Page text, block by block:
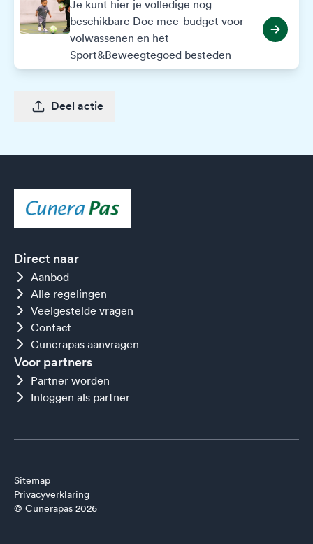
Je kunt hier je volledige nog
beschikbare Doe mee-budget voor
volwassenen en het
Sport&Beweegtegoed besteden
Deel actie
Direct naar
Aanbod
Alle regelingen
Veelgestelde vragen
Contact
Cunerapas aanvragen
Voor partners
Partner worden
Inloggen als partner
Sitemap
Privacyverklaring
© Cunerapas 2026